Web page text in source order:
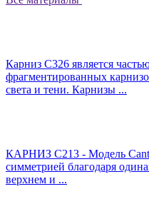
Карниз C326 является
фрагментированных
света и тени. Карнизы ...
КАРНИЗ C213 - Модель
симметрией благодаря
верхнем и ...